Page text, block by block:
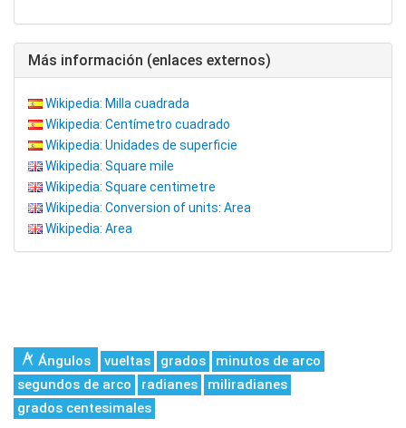
Más información (enlaces externos)
Wikipedia: Milla cuadrada
Wikipedia: Centímetro cuadrado
Wikipedia: Unidades de superficie
Wikipedia: Square mile
Wikipedia: Square centimetre
Wikipedia: Conversion of units: Area
Wikipedia: Area
Ángulos vueltas grados
minutos de arco
segundos de arco
radianes
miliradianes
grados centesimales